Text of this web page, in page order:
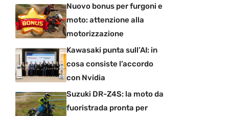
Nuovo bonus per furgoni e
moto: attenzione alla
motorizzazione
Kawasaki punta sull’AI: in
cosa consiste l’accordo
con Nvidia
Suzuki DR-Z4S: la moto da
fuoristrada pronta per